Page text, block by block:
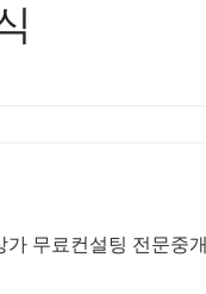
무료컨설팅 전문중개